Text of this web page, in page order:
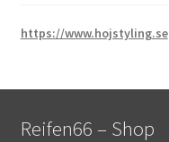
https://www.hojstyling.se
Reifen66 – Shop